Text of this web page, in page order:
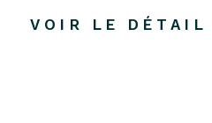
VOIR LE DÉTAIL